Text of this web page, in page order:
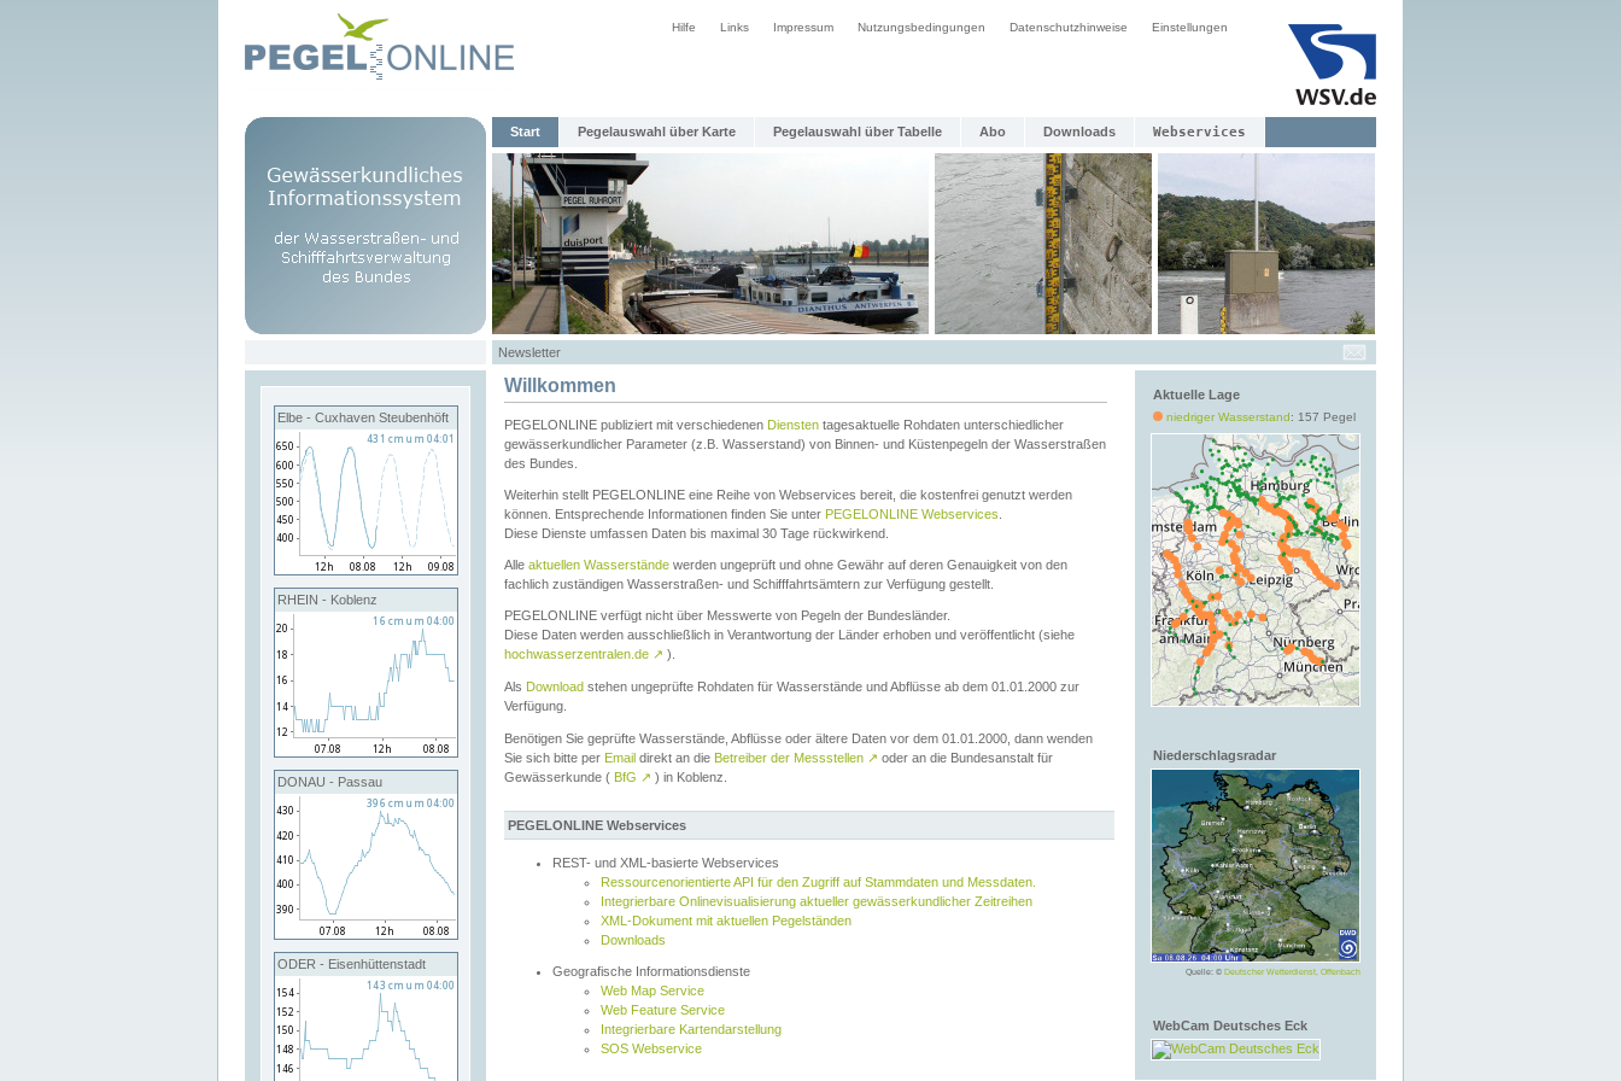
Hilfe Links Impressum Nutzungsbedingungen Datenschutzhinweise Einstellungen
Start Pegelauswahl über Karte Pegelauswahl über Tabelle Abo Downloads Webservices
Newsletter
Elbe - Cuxhaven Steubenhöft
RHEIN - Koblenz
DONAU - Passau
ODER - Eisenhüttenstadt
Aktuelle Lage
niedriger Wasserstand: 157 Pegel
Niederschlagsradar
Quelle: © Deutscher Wetterdienst, Offenbach
WebCam Deutsches Eck
Willkommen
PEGELONLINE publiziert mit verschiedenen Diensten tagesaktuelle Rohdaten unterschiedlicher
gewässerkundlicher Parameter (z.B. Wasserstand) von Binnen- und Küstenpegeln der Wasserstraßen
des Bundes.
Weiterhin stellt PEGELONLINE eine Reihe von Webservices bereit, die kostenfrei genutzt werden
können. Entsprechende Informationen finden Sie unter PEGELONLINE Webservices
Diese Dienste umfassen Daten bis maximal 30 Tage rückwirkend.
Alle aktuellen Wasserstände werden ungeprüft und ohne Gewähr auf deren Genauigkeit von den
fachlich zuständigen Wasserstraßen- und Schifffahrtsämtern zur Verfügung gestellt.
PEGELONLINE verfügt nicht über Messwerte von Pegeln der Bundesländer.
Diese Daten werden ausschließlich in Verantwortung der Länder erhoben und veröffentlicht (siehe
hochwasserzentralen.de ↗ ).
Als Download stehen ungeprüfte Rohdaten für Wasserstände und Abflüsse ab dem 01.01.2000 zur
Verfügung.
Benötigen Sie geprüfte Wasserstände, Abflüsse oder ältere Daten vor dem 01.01.2000, dann wenden
Sie sich bitte per Email direkt an die Betreiber der Messstellen ↗ oder an die Bundesanstalt für
Gewässerkunde ( BfG ↗ ) in Koblenz.
PEGELONLINE Webservices
REST- und XML-basierte Webservices
Ressourcenorientierte API für den Zugriff auf Stammdaten und Messdaten.
Integrierbare Onlinevisualisierung aktueller gewässerkundlicher Zeitreihen
XML-Dokument mit aktuellen Pegelständen
Downloads
Geografische Informationsdienste
Web Map Service
Web Feature Service
Integrierbare Kartendarstellung
SOS Webservice